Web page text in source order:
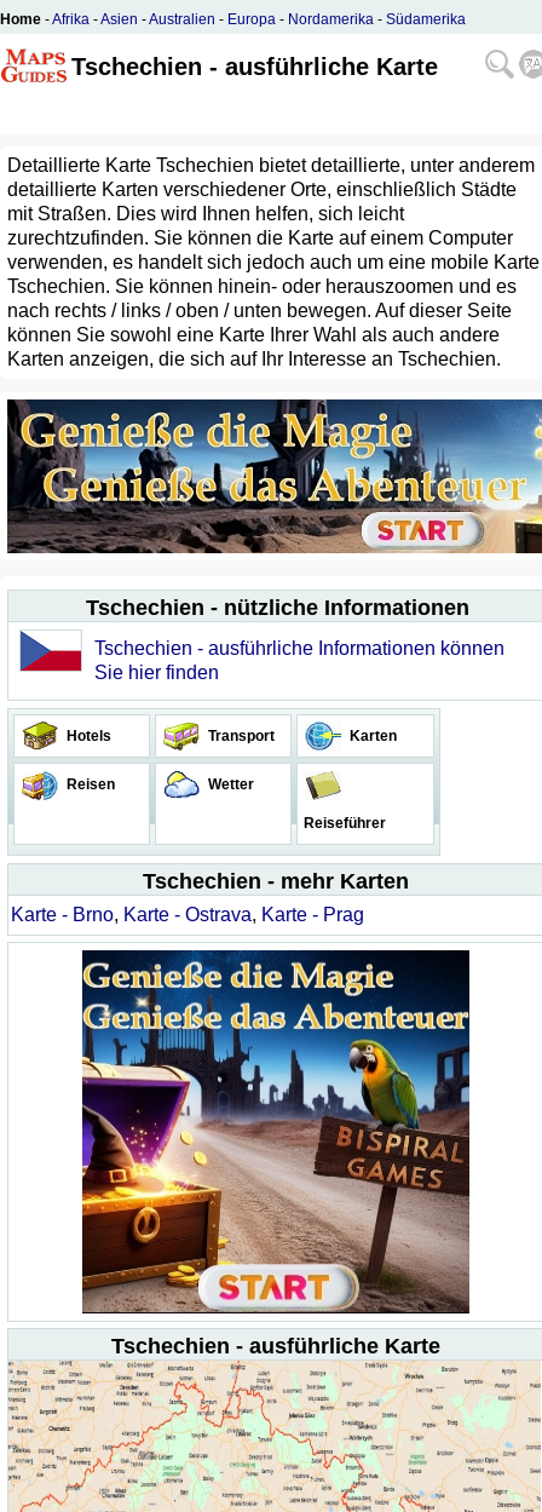
Home -Afrika -Asien -Australien - Europa - Nordamerika - Südamerika
Tschechien - ausführliche Karte
Detaillierte Karte Tschechien bietet detaillierte, unter anderem
detaillierte Karten verschiedener Orte, einschließlich Städte
mit Straßen. Dies wird Ihnen helfen, sich leicht
zurechtzufinden. Sie können die Karte auf einem Computer
verwenden, es handelt sich jedoch auch um eine mobile Karte
Tschechien. Sie können hinein- oder herauszoomen und es
nach rechts / links / oben / unten bewegen. Auf dieser Seite
können Sie sowohl eine Karte Ihrer Wahl als auch andere
Karten anzeigen, die sich auf Ihr Interesse an Tschechien.
Tschechien - nützliche Informationen
Tschechien - ausführliche Informationen können
Sie hier finden
Hotels Transport Karten
Reisen Wetter
Reiseführer
Tschechien - mehr Karten
Karte - Brno, Karte - Ostrava, Karte - Prag
Tschechien - ausführliche Karte